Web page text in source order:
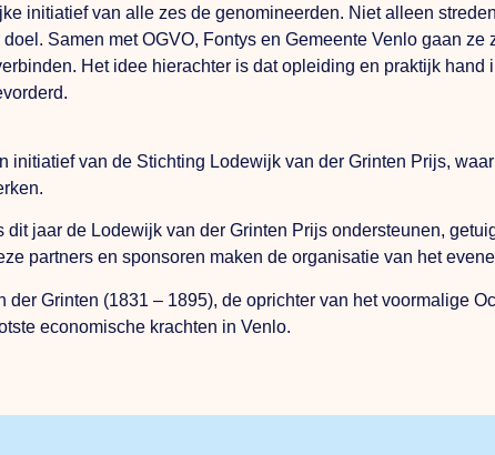
initiatief van alle zes de genomineerden. Niet alleen
Samen met OGVO, Fontys en Gemeente Venlo gaan
Het idee hierachter is dat opleiding en praktijk
initiatief van de Stichting Lodewijk van der Grinten Prijs,
jaar de Lodewijk van der Grinten Prijs ondersteunen,
partners en sponsoren maken de organisatie van het
Grinten (1831 – 1895), de oprichter van het voormalige
economische krachten in Venlo.